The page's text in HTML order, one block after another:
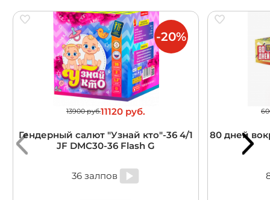
13900 руб.11120 руб.
Гендерный салют "Узнай кто"-36 4/1
JF DMC30-36 Flash G
36 залпов
-20%
80 дней